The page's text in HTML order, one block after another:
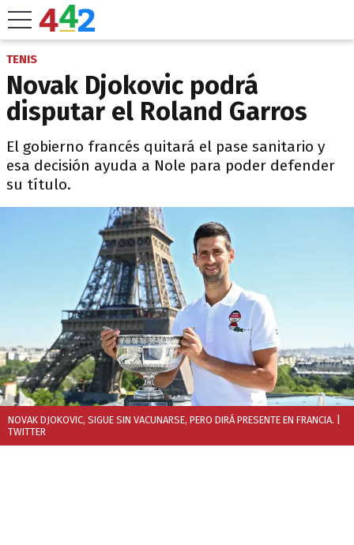
TENIS
Novak Djokovic podrá
disputar el Roland Garros
El gobierno francés quitará el pase sanitario y
esa decisión ayuda a Nole para poder defender
su título.
NOVAK DJOKOVIC, SIGUE SIN VACUNARSE, PERO DIRÁ PRESENTE EN FRANCIA.
TWITTER